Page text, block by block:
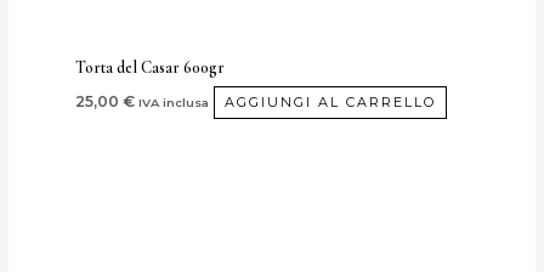
Torta del Casar 600gr
25,00€ IVA inclusa AGGIUNGI AL CARRELLO